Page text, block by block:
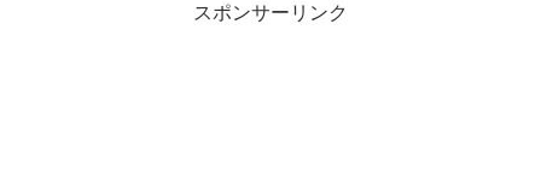
スポンサーリンク